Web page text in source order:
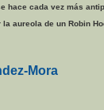
hace cada vez más
aureola de un Robin
Mora